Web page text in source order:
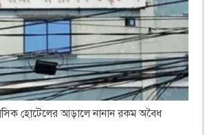
হোটেলের আড়ালে নানান রকম অবৈধ